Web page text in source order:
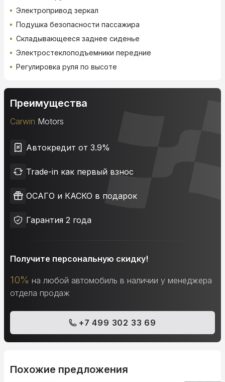
Электропривод зеркал
Подушка безопасности пассажира
Складывающееся заднее сиденье
Электростеклоподъемники передние
Регулировка руля по высоте
Преимущества
Carwin Motors
Автокредит от 3.9%
Trade-in как первый взнос
ОСАГО и КАСКО в подарок
Гарантия 2 года
Получите персональную скидку!
10% на любой автомобиль в наличии у менеджера
отдела продаж
+7 499 302 33 69
Похожие предложения